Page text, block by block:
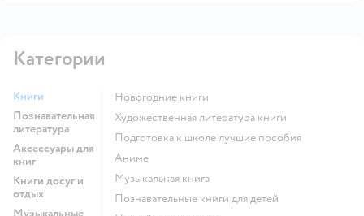
Категории
Книги
Познавательная
литература
Аксессуары для
книг
Книги досуг и
отдых
Музыкальные
новогодние книги
художественная литература книги
подготовка к школе лучшие пособия
Аниме
музыкальная книга
познавательные книги для детей